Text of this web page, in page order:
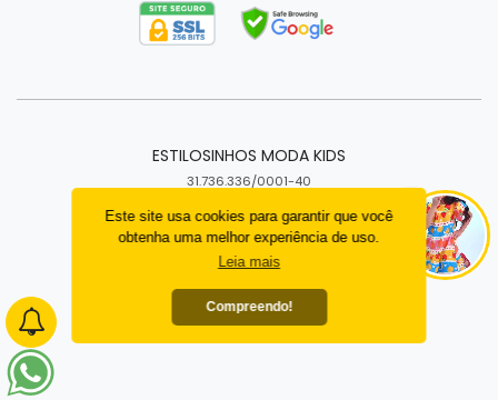
Este site usa cookies para garantir que você
obtenha uma melhor experiência de uso.
Leia mais
Compreendo!